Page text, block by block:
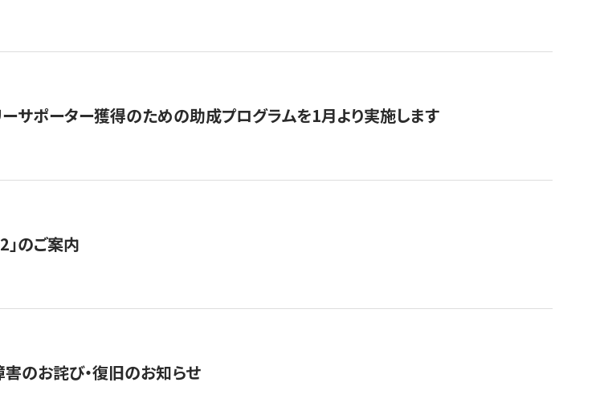
ーサポーター獲得のための助成プログラムを1月より実施します
のご案内
のお詫び・復旧のお知らせ